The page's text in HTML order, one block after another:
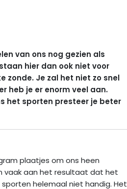
van ons nog gezien als
hier dan ook niet voor
zonde. Je zal het niet zo snel
heb je er enorm veel aan.
het sporten presteer je beter
plaatjes om ons heen
vaak aan het resultaat dat het
helemaal niet handig. Het